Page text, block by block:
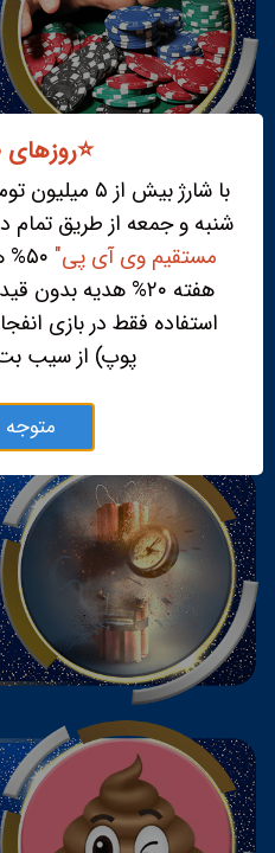
با شارژ بیش
شنبه و جمعه از طریق تمام
مستقیم وی آی پی"
هفته ۲۰% هدیه
پوپ) از سیب